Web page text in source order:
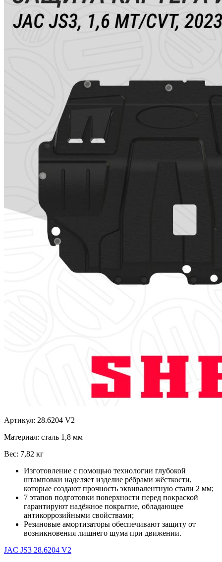
Артикул: 28.6204 V2
Материал: сталь 1,8 мм
Вес: 7,82 кг
Изготовление с помощью технологии глубокой
штамповки наделяет изделие рёбрами жёсткости,
которые создают прочность эквивалентную стали 2 мм;
7 этапов подготовки поверхности перед покраской
гарантируют надёжное покрытие, обладающее
антикоррозийными свойствами;
Резиновые амортизаторы обеспечивают защиту от
возникновения лишнего шума при движении.
JAC JS3 28.6204 V2